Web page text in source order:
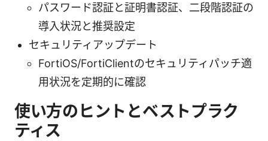
パスワード認証と証明書認証、二段階認証の
導入状況と推奨設定
セキュリティアップデート
FortiOS/FortiClientのセキュリティパッチ適
用状況を定期的に確認
使い方のヒントとベストプラク
ティス